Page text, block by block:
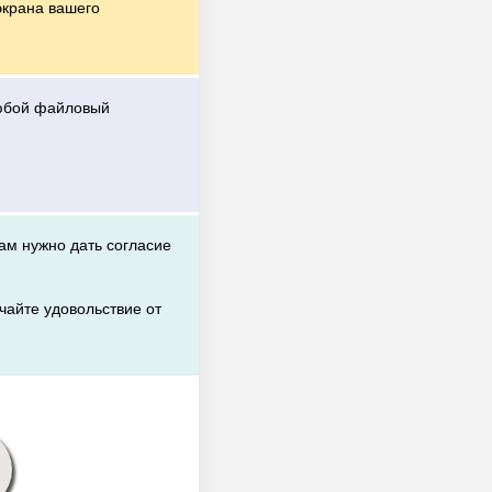
вашего
файловый
нужно дать согласие
удовольствие от